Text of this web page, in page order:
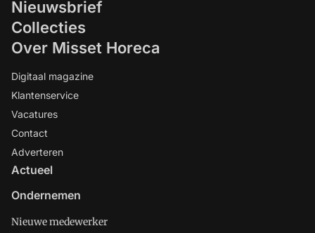
Nieuwsbrief
Collecties
Over Misset Horeca
Digitaal magazine
Klantenservice
Vacatures
Contact
Adverteren
Actueel
Ondernemen
Nieuwe medewerker